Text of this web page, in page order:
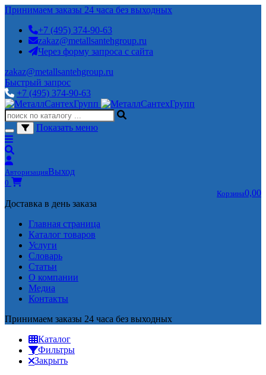
Принимаем заказы 24 часа без выходных
+7 (495) 374-90-63
zakaz@metallsantehgroup.ru
Через форму запроса с сайта
zakaz@metallsantehgroup.ru
Быстрый запрос
+7 (495) 374-90-63
Показать меню
АвторизацияВыход
0
Корзина0,00
Доставка в день заказа
Главная страница
Каталог товаров
Услуги
Словарь
Статьи
О компании
Медиа
Контакты
Принимаем заказы 24 часа без выходных
Каталог
Фильтры
Закрыть